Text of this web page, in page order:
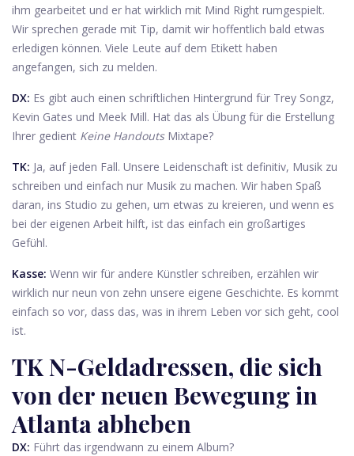
ihm gearbeitet und er hat wirklich mit Mind Right rumgespielt.
Wir sprechen gerade mit Tip, damit wir hoffentlich bald etwas
erledigen können. Viele Leute auf dem Etikett haben
angefangen, sich zu melden.
DX: Es gibt auch einen schriftlichen Hintergrund für Trey Songz,
Kevin Gates und Meek Mill. Hat das als Übung für die Erstellung
Ihrer gedient Keine HandoutsMixtape?
TK: Ja, auf jeden Fall. Unsere Leidenschaft ist definitiv, Musik zu
schreiben und einfach nur Musik zu machen. Wir haben Spaß
daran, ins Studio zu gehen, um etwas zu kreieren, und wenn es
bei der eigenen Arbeit hilft, ist das einfach ein großartiges
Gefühl.
Kasse: Wenn wir für andere Künstler schreiben, erzählen wir
wirklich nur neun von zehn unsere eigene Geschichte. Es kommt
einfach so vor, dass das, was in ihrem Leben vor sich geht, cool
ist.
TK N-Geldadressen, die sich
von der neuen Bewegung in
Atlanta abheben
DX: Führt das irgendwann zu einem Album?